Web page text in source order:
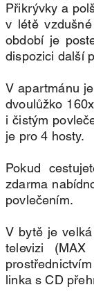
Přikrývky a
v létě
období je
dispozici další
V apartmánu
dvoulůžko
i čistým
je pro 4 hosty.
Pokud
zdarma
povlečením.
V bytě je
televizi
linka s CD